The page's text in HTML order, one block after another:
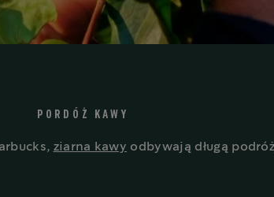
PORDÓŻ KAWY
ziarna kawy odbywają długą